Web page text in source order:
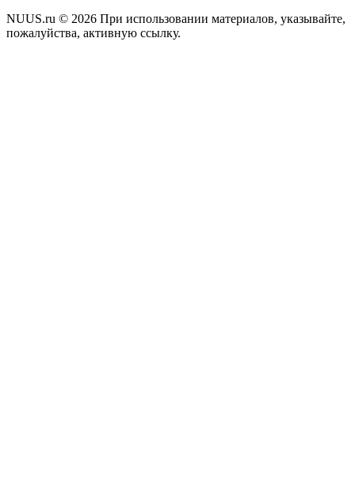
NUUS.ru © 2026 При использовании материалов, указывайте,
пожалуйства, активную ссылку.